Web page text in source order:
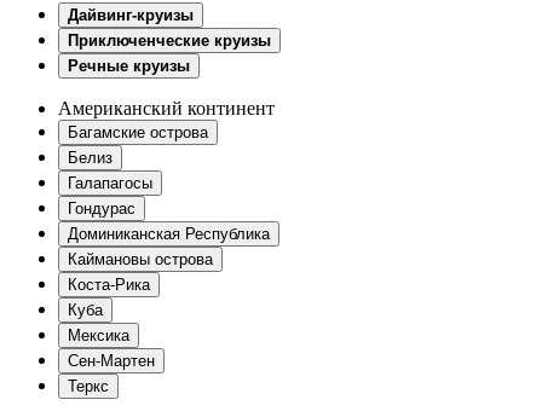
Дайвинг-круизы
Приключенческие круизы
Речные круизы
Американский континент
Багамские острова
Белиз
Галапагосы
Гондурас
Доминиканская Республика
Каймановы острова
Коста-Рика
Куба
Мексика
Сен-Мартен
Теркс